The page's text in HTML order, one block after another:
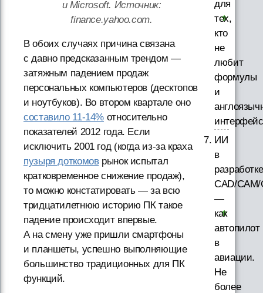
и Microsoft. Источник:
finance.yahoo.com.
В обоих случаях причина связана
с давно предсказанным трендом —
затяжным падением продаж
персональных компьютеров (десктопов
и ноутбуков). Во втором квартале оно
составило 11-14% относительно
показателей 2012 года. Если
исключить 2001 год (когда из-за краха
пузыря доткомоврынок испытал
кратковременное снижение продаж),
то можно констатировать — за всю
тридцатилетнюю историю ПК такое
падение происходит впервые.
А на смену уже пришли смартфоны
и планшеты, успешно выполняющие
большинство традиционных для ПК
функций.
для
тех,
кто
не
любит
формулы
и
ИИ
в
разработке
CAD/
—
как
автопилот
в
авиации.
Не
более